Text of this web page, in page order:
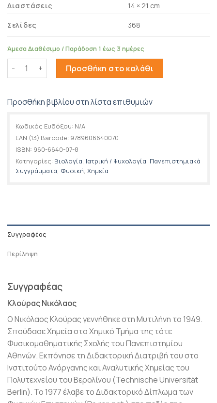
Διαστάσεις
14 × 21 cm
Σελίδες 368
Άμεσα Διαθέσιμο / Παράδοση 1 έως 3 ημέρες
Εγχειρίδιο λύσεων στη Γενική Χημεία ποσότητα
Προσθήκη στο καλάθι
Προσθήκη βιβλίου στη λίστα επιθυμιών
Κωδικός Ευδόξου: N/A
EAN (13) Barcode: 9789606640070
ISBN: 960-6640-07-8
Κατηγορίες: Βιολογία, Ιατρική / Ψυχολογία, Πανεπιστημιακά
Συγγράμματα, Φυσική, Χημεία
Συγγραφέας
Περίληψη
Συγγραφέας
Κλούρας Νικόλαος
Ο Νικόλαος Κλούρας γεννήθηκε στη Μυτιλήνη το 1949.
Σπούδασε Χημεία στο Χημικό Τμήμα της τότε
Φυσικομαθηματικής Σχολής του Πανεπιστημίου
Αθηνών. Εκπόνησε τη Διδακτορική Διατριβή του στο
Ινστιτούτο Ανόργανης και Αναλυτικής Χημείας του
Πολυτεχνείου του Βερολίνου (Technische Universität
Berlin). Το 1977 έλαβε το Διδακτορικό Δίπλωμα των